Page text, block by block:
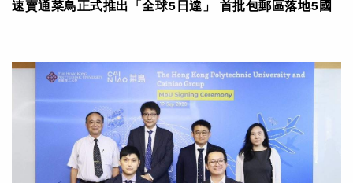
速賣通菜鳥正式推出「全球5日達」 首批包郵區落地5國